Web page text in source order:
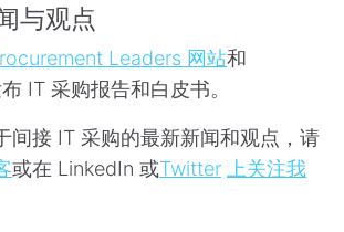
与观点
Leaders 网站和
布 IT 采购报告和白皮书。
间接 IT 采购的最新新闻和观点，请
或在 LinkedIn 或Twitter
上关注我